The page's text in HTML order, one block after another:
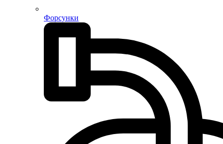
Форсунки